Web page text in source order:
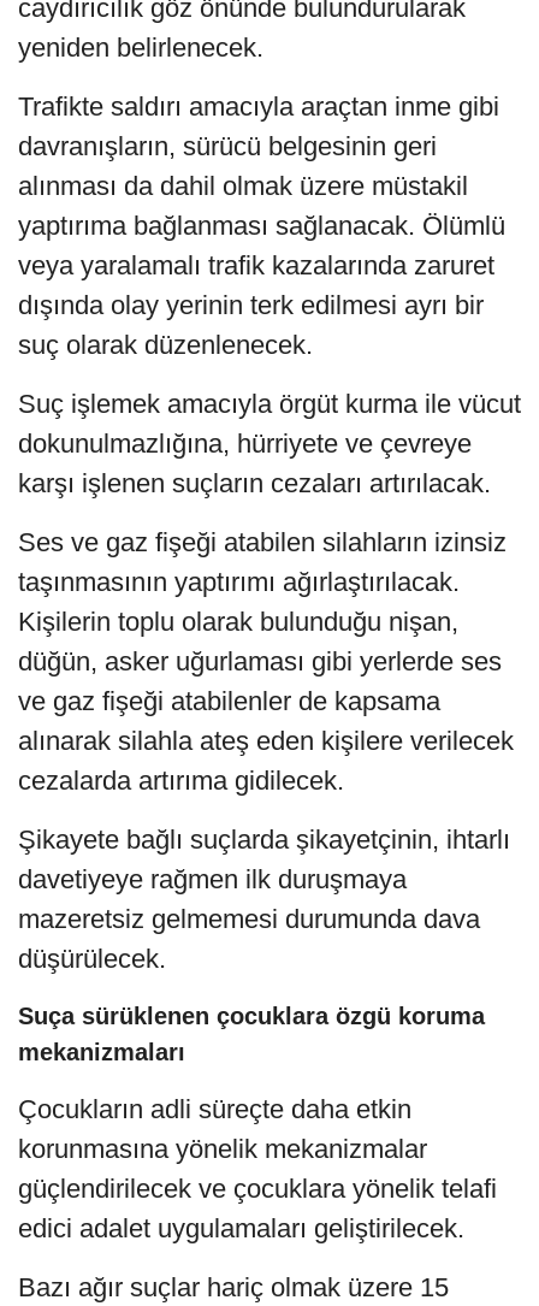
caydırıcılık göz önünde bulundurularak
yeniden belirlenecek.
Trafikte saldırı amacıyla araçtan inme gibi
davranışların, sürücü belgesinin geri
alınması da dahil olmak üzere müstakil
yaptırıma bağlanması sağlanacak. Ölümlü
veya yaralamalı trafik kazalarında zaruret
dışında olay yerinin terk edilmesi ayrı bir
suç olarak düzenlenecek.
Suç işlemek amacıyla örgüt kurma ile vücut
dokunulmazlığına, hürriyete ve çevreye
karşı işlenen suçların cezaları artırılacak.
Ses ve gaz fişeği atabilen silahların izinsiz
taşınmasının yaptırımı ağırlaştırılacak.
Kişilerin toplu olarak bulunduğu nişan,
düğün, asker uğurlaması gibi yerlerde ses
ve gaz fişeği atabilenler de kapsama
alınarak silahla ateş eden kişilere verilecek
cezalarda artırıma gidilecek.
Şikayete bağlı suçlarda şikayetçinin, ihtarlı
davetiyeye rağmen ilk duruşmaya
mazeretsiz gelmemesi durumunda dava
düşürülecek.
Suça sürüklenen çocuklara özgü koruma
mekanizmaları
Çocukların adli süreçte daha etkin
korunmasına yönelik mekanizmalar
güçlendirilecek ve çocuklara yönelik telafi
edici adalet uygulamaları geliştirilecek.
Bazı ağır suçlar hariç olmak üzere 15